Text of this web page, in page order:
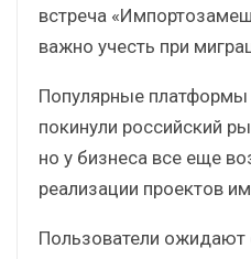
встреча
важно учесть при
Популярные платформы
покинули российский
но у бизнеса все еще
реализации проектов
Пользователи ожидают